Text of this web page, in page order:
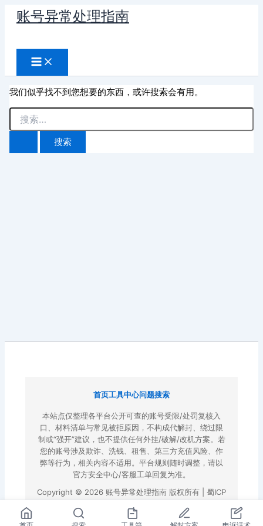
账号异常处理指南
索
我们似乎找不到您想要的东西，或许搜索会有用。
搜
索：
首页工具中心问题搜索
本站点仅整理各平台公开可查的账号受限/处罚复核入
口、材料清单与常见被拒原因，不构成代解封、绕过限
制或“强开”建议，也不提供任何外挂/破解/改机方案。若
您的账号涉及欺诈、洗钱、租售、第三方充值风险、作
弊等行为，相关内容不适用。平台规则随时调整，请以
官方安全中心/客服工单回复为准。
Copyright © 2026 账号异常处理指南 版权所有 | 蜀ICP